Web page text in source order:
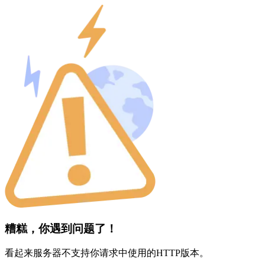
糟糕，你遇到问题了！
看起来服务器不支持你请求中使用的HTTP版本。